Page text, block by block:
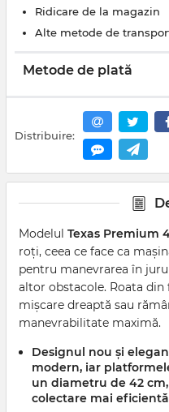
Ridicare de la magazin
Alte metode de
Metode de plată
Distribuire:
Modelul Texas Premium
roți, ceea ce face ca
pentru manevrarea în
altor obstacole. Roata din
mișcare dreaptă sau
manevrabilitate maximă.
Designul nou și
modern, iar
un diametru de 42
colectare mai